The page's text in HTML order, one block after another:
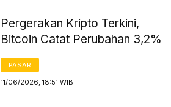
Pergerakan Kripto Terkini,
Bitcoin Catat Perubahan 3,2%
PASAR
11/06/2026, 18:51 WIB